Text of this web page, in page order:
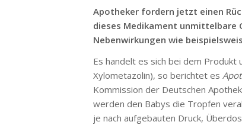
Apotheker fordern jetzt einen
dieses Medikament unmittelbare
Nebenwirkungen wie
Es handelt es sich bei dem Produkt
Xylometazolin), so berichtet es
Kommission der Deutschen
werden den Babys die Tropfen
je nach aufgebauten Druck,